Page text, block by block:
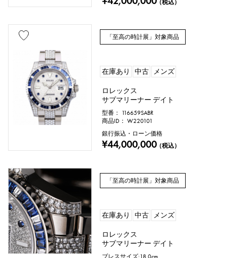
長方形（レクタンギュラー）
八角形（オクタゴン）
樽型（トノー） 楕円形（オーバル）
クッション型（クッションケース）
その他
ステンレス イエローゴールド
ピンクゴールド
プラチナ レッドゴールド
ローズゴールド カーボン
（税込）
「至高の時計展」対象商品
在庫あり 中古 メンズ
ロレックス
サブマリーナー デイト
型番： 116659SABR
商品ID： W220101
銀行振込・ローン価格
¥44,000,000（税込）
「至高の時計展」対象商品
在庫あり 中古 メンズ
ロレックス
サブマリーナー デイト
ブレスサイズ:18.0cm